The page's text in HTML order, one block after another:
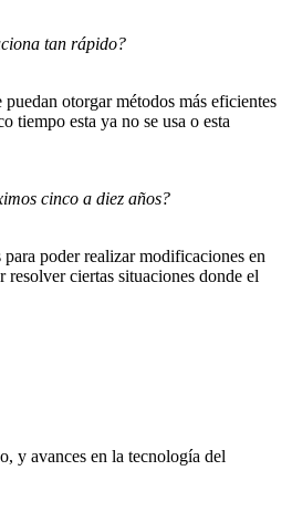
tan rápido?
otorgar métodos más eficientes
tiempo esta ya no se usa o esta
cinco a diez años?
poder realizar modificaciones en
ciertas situaciones donde el
y avances en la tecnología del